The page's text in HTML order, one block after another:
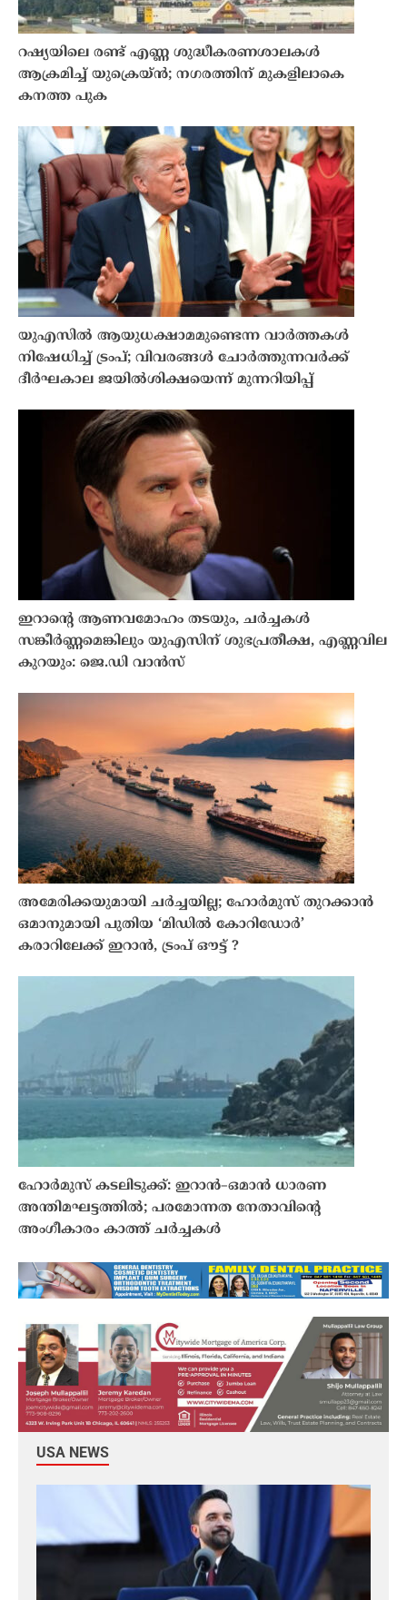
റഷ്യയിലെ രണ്ട് എണ്ണ ശുദ്ധീകരണശാലകൾ
ആക്രമിച്ച് യുക്രെയ്‌ൻ; നഗരത്തിന് മുകളിലാകെ
കനത്ത പുക
യുഎസിൽ ആയുധക്ഷാമമുണ്ടെന്ന വാർത്തകൾ
നിഷേധിച്ച് ട്രംപ്; വിവരങ്ങൾ ചോർത്തുന്നവർക്ക്
ദീർഘകാല ജയിൽശിക്ഷയെന്ന് മുന്നറിയിപ്പ്
ഇറാൻ്റെ ആണവമോഹം തടയും, ചർച്ചകൾ
സങ്കീർണ്ണമെങ്കിലും യുഎസിന് ശുഭപ്രതീക്ഷ, എണ്ണവില
കുറയും: ജെ.ഡി വാൻസ്
അമേരിക്കയുമായി ചർച്ചയില്ല; ഹോർമുസ് തുറക്കാൻ
ഒമാനുമായി പുതിയ ‘മിഡിൽ കോറിഡോർ’
കരാറിലേക്ക് ഇറാൻ, ട്രംപ് ഔട്ട് ?
ഹോർമുസ് കടലിടുക്ക്: ഇറാൻ–ഒമാൻ ധാരണ
അന്തിമഘട്ടത്തിൽ; പരമോന്നത നേതാവിന്റെ
അംഗീകാരം കാത്ത് ചർച്ചകൾ
USA NEWS